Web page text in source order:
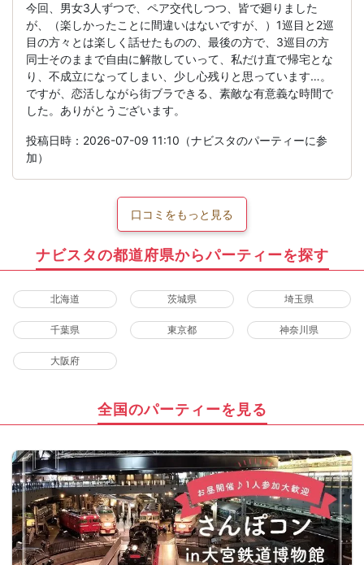
今回、男女3人ずつで、ペア交代しつつ、皆で廻りました
が、（楽しかったことに間違いはないですが、）1巡目と2巡
目の方々とは楽しく話せたものの、最後の方で、3巡目の方
同士そのままで自由に解散していって、私だけ直で帰宅とな
り、不成立になってしまい、少し心残りと思っています…。
ですが、恋活しながら街ブラできる、素敵な有意義な時間で
した。ありがとうございます。
投稿日時：2026-07-09 11:10（ナビスタのパーティーに参
加）
口コミをもっと見る
ナビスタの都道府県からパーティーを探す
北海道 茨城県 埼玉県
千葉県 東京都 神奈川県
大阪府
全国のパーティーを見る